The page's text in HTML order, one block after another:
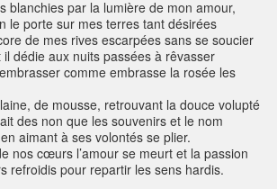
blanchies par la lumière de mon amour,
le porte sur mes terres tant désirées
de mes rives escarpées sans se soucier
dédie aux nuits passées à rêvasser
comme embrasse la rosée les
de mousse, retrouvant la douce volupté
des non que les souvenirs et le nom
aimant à ses volontés se plier.
nos cœurs l’amour se meurt et la passion
refroidis pour repartir les sens hardis.